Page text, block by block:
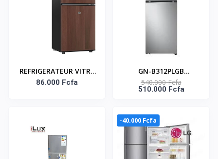
REFRIGERATEUR VITRE
2 BATTANTS SMART
86.000 Fcfa
GN-B312PLGB
Réfrigérateur deux
portes de 340 litres
onduleur Smart
Inverter, Door
Cooling+™ et LED
tactile, ThinQ™ avec
540.000 Fcfa
510.000 Fcfa
-40.000 Fcfa